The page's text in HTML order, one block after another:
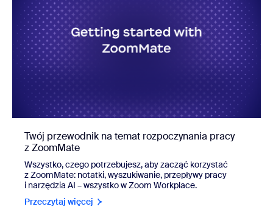
Twój przewodnik na temat rozpoczynania pracy
z ZoomMate
Wszystko, czego potrzebujesz, aby zacząć korzystać
z ZoomMate: notatki, wyszukiwanie, przepływy pracy
i narzędzia AI – wszystko w Zoom Workplace.
Przeczytaj więcej